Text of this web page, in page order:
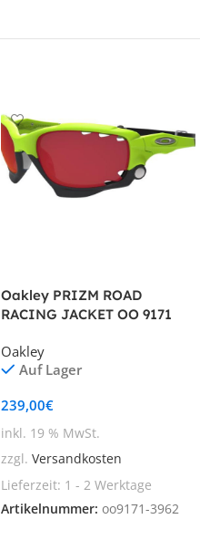
Oakley PRIZM ROAD
RACING JACKET OO 9171
Oakley
Auf Lager
239,00€
inkl. 19 % MwSt.
zzgl. Versandkosten
Lieferzeit: 1 - 2 Werktage
Artikelnummer: oo9171-3962